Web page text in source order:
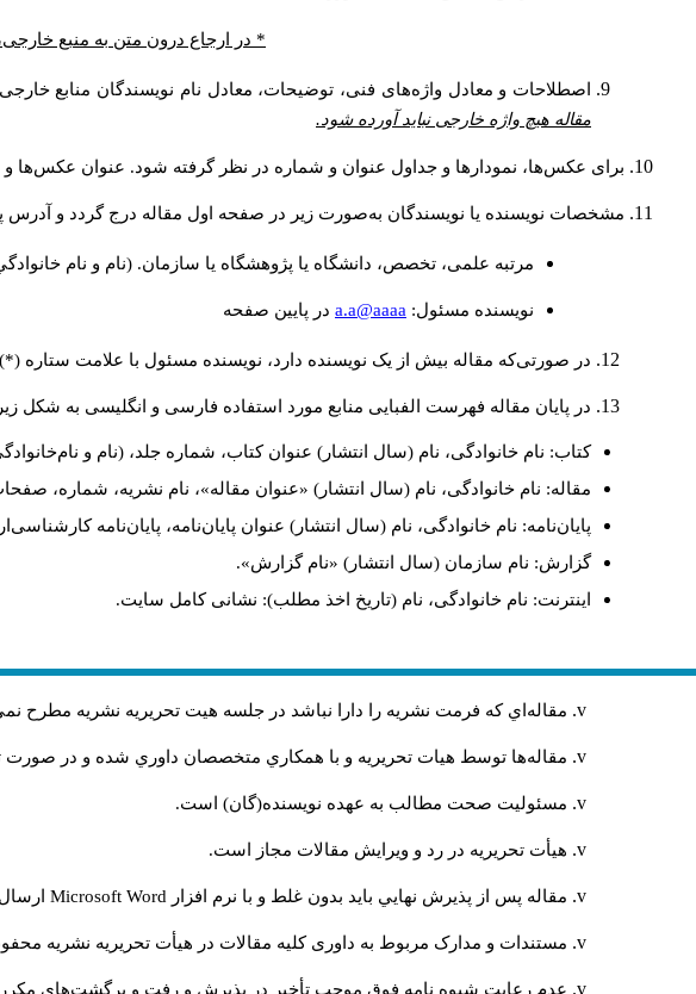
* در ارجاع درون متن به منبع
اصطلاحات و معادل واژه‌های فنی، توضیحات، معادل نام نویسندگان منابع
مقاله هیچ واژه خارجی نباید آورده شود.
برای عکس‌ها، نمودارها و جداول عنوان و شماره در نظر گرفته شود. عنوان عکس‌ها و
مشخصات نویسنده یا نویسندگان به‌صورت زیر در صفحه اول مقاله درج گردد و
مرتبه علمی، تخصص، دانشگاه یا پژوهشگاه یا سازمان. (نام و نام
نويسنده مسئول: a.a@aaaa در پايين صفحه
در صورتی‌که مقاله بیش از یک نویسنده دارد، نویسنده مسئول با علامت
در پایان مقاله فهرست الفبایی منابع مورد استفاده فارسی و انگلیسی به شکل
کتاب: نام خانوادگی، نام (سال انتشار) عنوان کتاب، شماره جلد، (نام و
مقاله: نام خانوادگی، نام (سال انتشار) «عنوان مقاله»، نام نشریه، شماره،
پایان‌نامه: نام خانوادگی، نام (سال انتشار) عنوان پایان‌نامه، پایان‌نامه
گزارش: نام سازمان (سال انتشار) «نام گزارش».
اینترنت: نام خانوادگی، نام (تاریخ اخذ مطلب): نشانی کامل سایت.
مقاله‌اي كه فرمت نشريه را دارا نباشد در جلسه هيت تحريريه نشريه مطرح
مقاله‌ها توسط هیات تحريريه و با همکاري متخصصان داوري شده و در
مسئوليت صحت مطالب به عهده نويسنده(گان) است.
هيأت تحريريه در رد و ويرايش مقالات مجاز است.
مقاله پس از پذيرش نهايي باید بدون غلط و با نرم افزار Microsoft Word
مستندات و مدارک مربوط به داوری کلیه مقالات در هیأت تحریریه نشریه
عدم رعایت شیوه نامه فوق موجب تأخیر در پذیرش و رفت و برگشت‌‌های مکرر